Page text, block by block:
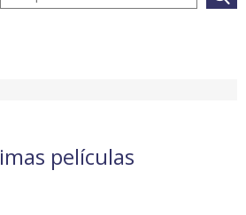
películas